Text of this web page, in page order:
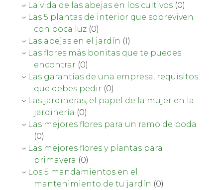
La vida de las abejas en los cultivos (0)
Las 5 plantas de interior que sobreviven
con poca luz (0)
Las abejas en el jardín (1)
Las flores más bonitas que te puedes
encontrar (0)
Las garantías de una empresa, requisitos
que debes pedir (0)
Las jardineras, el papel de la mujer en la
jardinería (0)
Las mejores flores para un ramo de boda
(0)
Las mejores flores y plantas para
primavera (0)
Los 5 mandamientos en el
mantenimiento de tu jardín (0)